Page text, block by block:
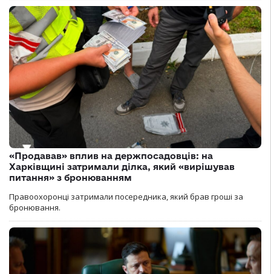
«Продавав» вплив на держпосадовців: на
Харківщині затримали ділка, який «вирішував
питання» з бронюванням
Правоохоронці затримали посередника, який брав гроші за
бронювання.